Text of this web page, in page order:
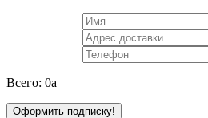
Всего: 0a
Оформить подписку!